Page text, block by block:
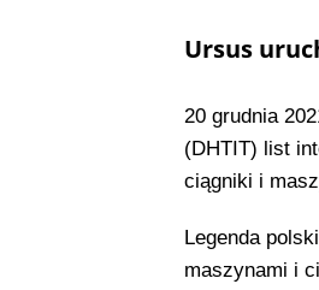
Ursus
20 grudnia
(DHTIT) list
ciągniki i
Legenda
maszynami i